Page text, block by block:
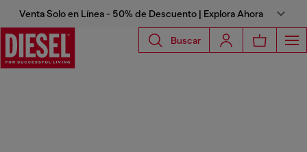
Venta Solo en Línea - 50% de Descuento | Explora Ahora
Buscar